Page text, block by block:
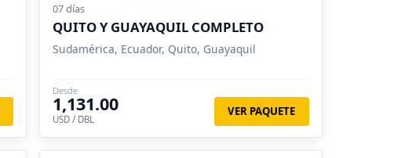
07 días
QUITO Y GUAYAQUIL COMPLETO
Sudamérica, Ecuador, Quito, Guayaquil
Desde
1,131.00
USD / DBL
VER PAQUETE